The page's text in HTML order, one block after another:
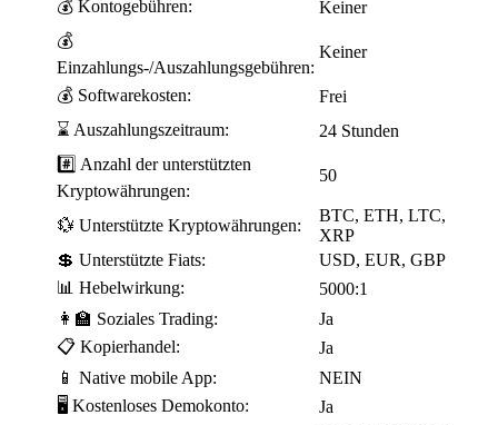
💰 Kontogebühren:
Keiner
💰
Einzahlungs-/Auszahlungsgebühren:
Keiner
💰 Softwarekosten:
Frei
⌛ Auszahlungszeitraum:
24 Stunden
#️⃣ Anzahl der unterstützten
Kryptowährungen:
50
💱 Unterstützte Kryptowährungen:
BTC, ETH, LTC,
XRP
💲 Unterstützte Fiats:
USD, EUR, GBP
📊 Hebelwirkung:
5000:1
👩‍🏫 Soziales Trading:
Ja
📋 Kopierhandel:
Ja
📱 Native mobile App:
NEIN
🖥️ Kostenloses Demokonto:
Ja